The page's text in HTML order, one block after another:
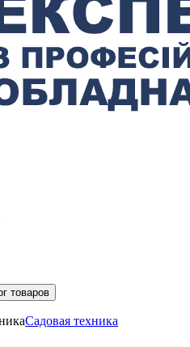
товаров
Садовая техника